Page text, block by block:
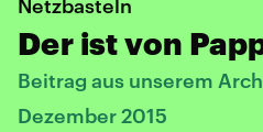
Netzbasteln
Der ist von
Beitrag aus unserem
Dezember 2015